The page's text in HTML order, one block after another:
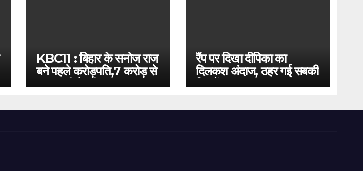
KBC11 : बिहार के सनोज राज
बने पहले करोड़पति,7 करोड़ से
बस इतनी है दूरी
रैंप पर दिखा दीपिका का
दिलकश अंदाज, ठहर गई सबकी
निगाहें